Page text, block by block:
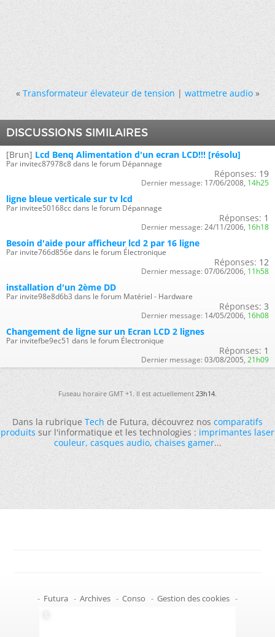
« Transformateur élevateur de tension|wattmetre audio »
DISCUSSIONS SIMILAIRES
[Brun] Lcd Benq Alimentation d'un ecran LCD!!! [résolu]
Par invitec87978c8 dans le forum Dépannage
Réponses: 19
Dernier message: 17/06/2008, 14h25
ligne bleue verticale sur tv lcd
Par invitee50168cc dans le forum Dépannage
Réponses: 1
Dernier message: 24/11/2006, 16h18
Besoin d'aide pour afficheur lcd 2 par 16 ligne
Par invite766d856e dans le forum Électronique
Réponses: 12
Dernier message: 07/06/2006, 11h58
installation d'un 2ème DD
Par invite98e8d6b3 dans le forum Matériel - Hardware
Réponses: 3
Dernier message: 14/05/2006, 16h08
Changement de ligne sur un Ecran LCD 2 lignes
Par invitefbe9ec51 dans le forum Électronique
Réponses: 1
Dernier message: 03/08/2005, 21h09
Fuseau horaire GMT +1. Il est actuellement23h14.
Dans la rubriqueTechde Futura, découvrez noscomparatifs
produitssur l'informatique et les technologies :imprimantes laser
couleur,casques audio,chaises gamer...
- Futura - Archives - Conso - Gestion des cookies -